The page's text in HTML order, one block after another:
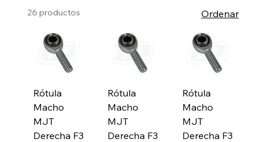
26 productos Ordenar
Rótula
Macho
MJT
Derecha F3
Rótula
Macho
MJT
Derecha F3
Rótula
Macho
MJT
Derecha F3